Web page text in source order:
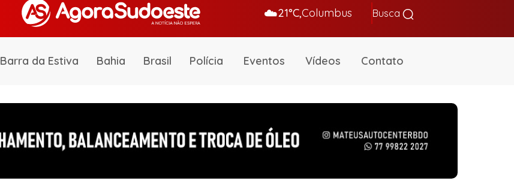
☁️21°C,Columbus Busca
Barra da Estiva Bahia Brasil Polícia Eventos Vídeos Contato